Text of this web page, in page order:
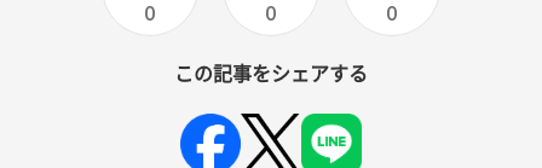
0 0 0
この記事をシェアする